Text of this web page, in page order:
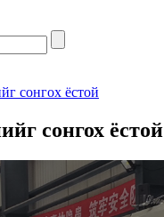
сонгох ёстой
сонгох ёстой